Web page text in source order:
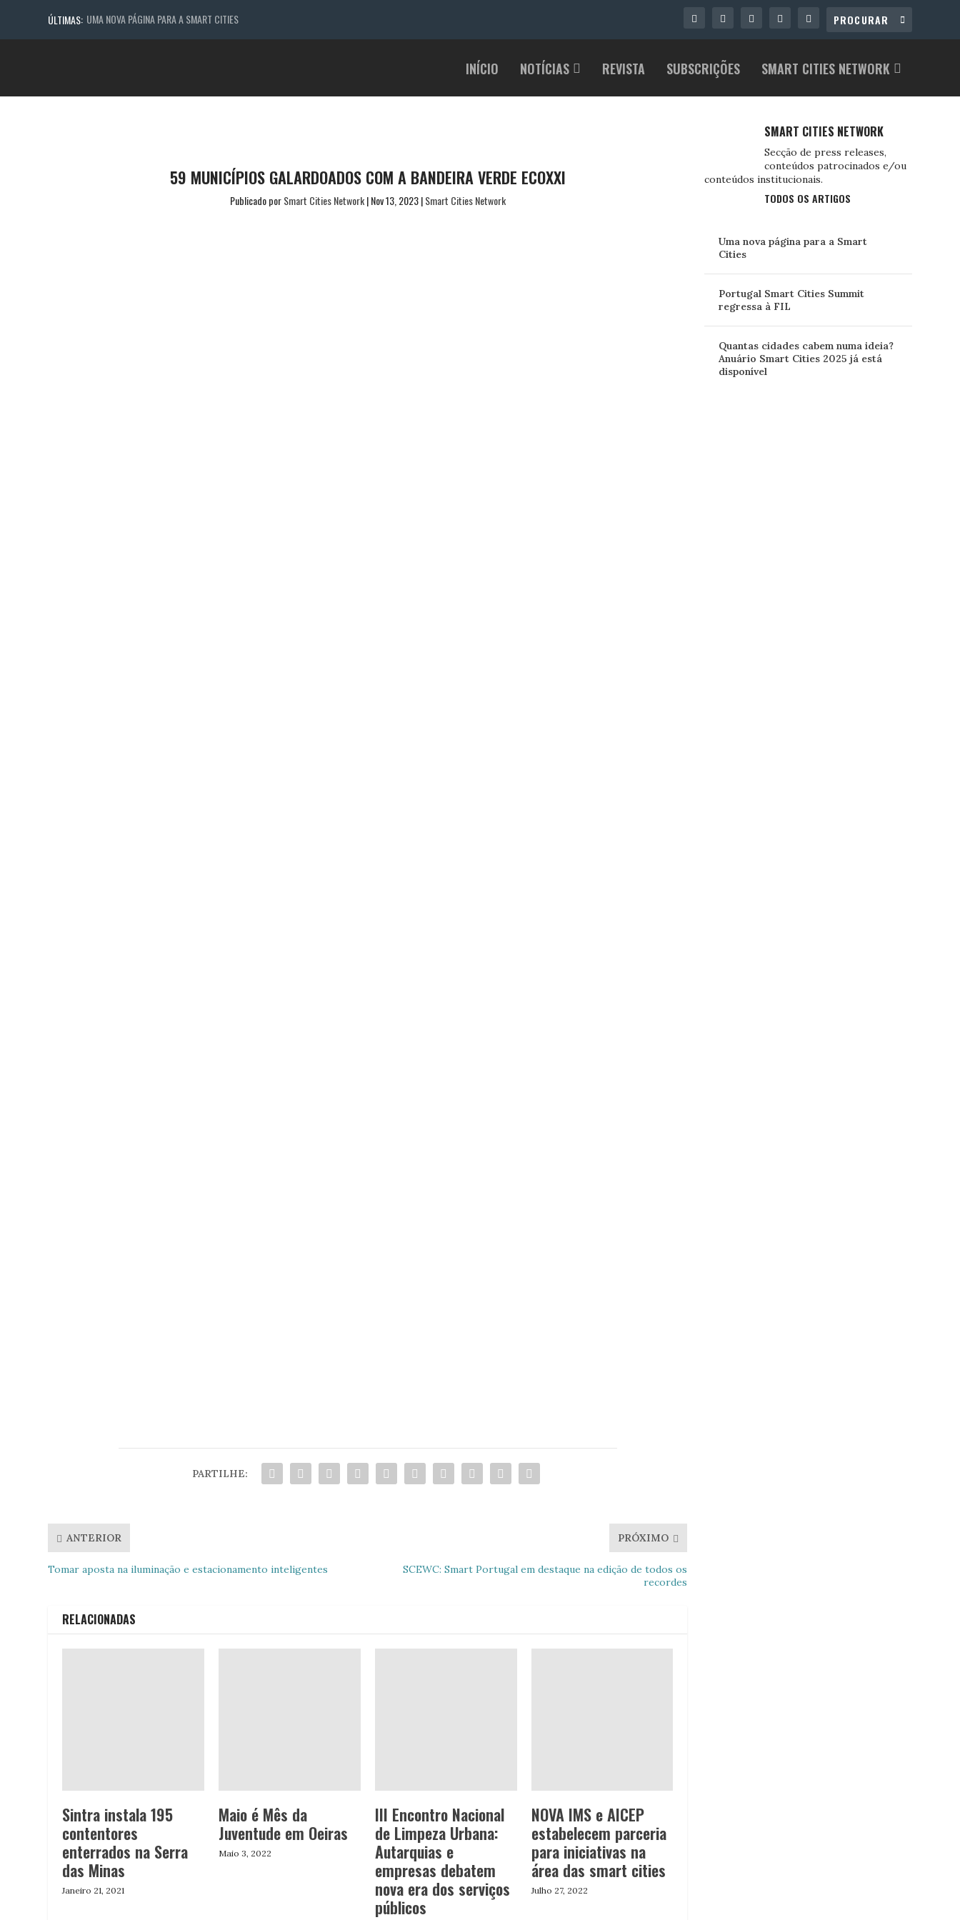
ÚLTIMAS: UMA NOVA PÁGINA PARA A SMART CITIES
INÍCIO NOTÍCIAS REVISTA SUBSCRIÇÕES SMART CITIES NETWORK
59 MUNICÍPIOS GALARDOADOS COM A BANDEIRA VERDE ECOXXI
Publicado porSmart Cities Network|Nov 13, 2023|Smart Cities Network
PARTILHE:
ANTERIOR
Tomar aposta na iluminação e estacionamento inteligentes
PRÓXIMO
SCEWC: Smart Portugal em destaque na edição de todos os
recordes
RELACIONADAS
Sintra instala 195
contentores
enterrados na Serra
das Minas
Janeiro 21, 2021
Maio é Mês da
Juventude em Oeiras
Maio 3, 2022
III Encontro Nacional
de Limpeza Urbana:
Autarquias e
empresas debatem
nova era dos serviços
públicos
NOVA IMS e AICEP
estabelecem parceria
para iniciativas na
área das smart cities
Julho 27, 2022
SMART CITIES NETWORK
Secção de press releases,
conteúdos patrocinados e/ou
conteúdos institucionais.
TODOS OS ARTIGOS
Uma nova página para a Smart
Cities
Portugal Smart Cities Summit
regressa à FIL
Quantas cidades cabem numa ideia?
Anuário Smart Cities 2025 já está
disponível